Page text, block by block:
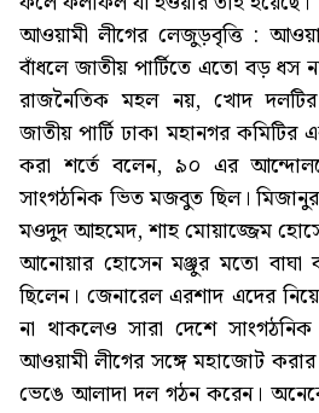
আওয়ামী লীগের লেজুড়বৃত্তি :
বাঁধলে জাতীয় পার্টিতে এতো বড় ধস
রাজনৈতিক মহল নয়, খোদ
জাতীয় পার্টি ঢাকা মহানগর
করা শর্তে বলেন, ৯০ এর
সাংগঠনিক ভিত মজবুত ছিল। মিজানুর
মওদুদ আহমেদ, শাহ মোয়াজ্জেম
আনোয়ার হোসেন মঞ্জুর মতো বাঘা
ছিলেন। জেনারেল এরশাদ এদের
না থাকলেও সারা দেশে
আওয়ামী লীগের সঙ্গে মহাজোট করার
ভেঙে আলাদা দল গঠন করেন।